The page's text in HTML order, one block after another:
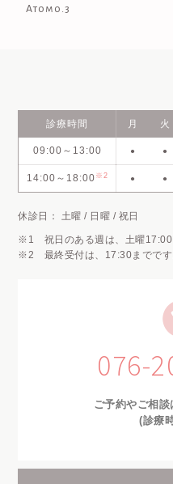
Atom0.3
診療時間 月 火
09:00～13:00 ● ●
14:00～18:00 ※2 ● ●
休診日： 土曜 / 日曜 / 祝日
※1 祝日のある週は、土曜17:00
※2 最終受付は、17:30までです
076-
ご予約やご相談
(診療